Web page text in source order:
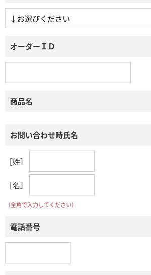
オーダーＩＤ
商品名
お問い合わせ時氏名
［姓］
［名］
（全角で入力してください）
電話番号